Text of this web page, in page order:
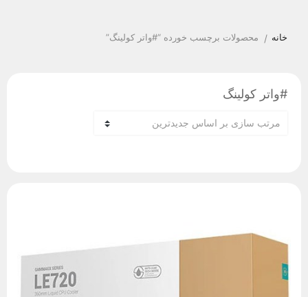
خانه / محصولات برچسب خورده “#واتر کولینگ”
#واتر کولینگ